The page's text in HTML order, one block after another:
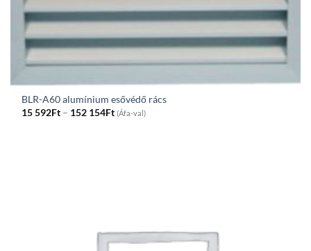
BLR-A60 alumínium esővédő rács
15 592Ft – 152 154FtPrice
range:
(Áfa-val)